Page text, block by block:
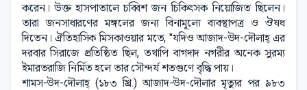
করেন। উক্ত হাসপাতালে চব্বিশ জন চিকিৎসক নিয়োজিত ছিলেন।
তারা জনসাধারণের মঙ্গলের জন্য বিনামূল্যে ব্যবস্থাপত্র ও ঔষধ
দিতেন। ঐতিহাসিক মিসকাওয়ার মতে, "যদিও আজাদ-উদ-দৌলাহ্ এর
দরবার সিরাজে প্রতিষ্ঠিত ছিল, তথাপি বাগদাদ নগরীর অনেক সুরম্য
ইমারতরাজি নির্মিত হলে তার সৌন্দর্য শতগুণে বৃদ্ধি পায়।
শামস-উদ-দৌলাহ্ (১৮৩ খ্রি.) আজাদ-উদ-দৌলার মৃত্যুর পর ৯৮৩